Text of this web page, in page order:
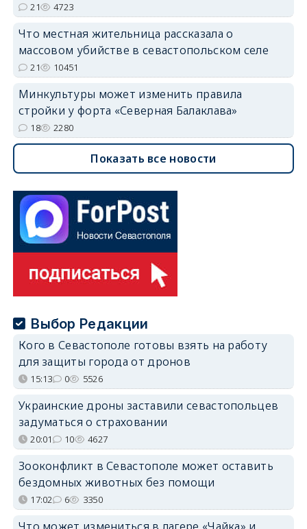
21 4723
Что местная жительница рассказала о
массовом убийстве в севастопольском селе
21 10451
Минкультуры может изменить правила
стройки у форта «Северная Балаклава»
18 2280
Показать все новости
Выбор Редакции
Кого в Севастополе готовы взять на работу
для защиты города от дронов
15:13 0 5526
Украинские дроны заставили севастопольцев
задуматься о страховании
20:01 10 4627
Зооконфликт в Севастополе может оставить
бездомных животных без помощи
17:02 6 3350